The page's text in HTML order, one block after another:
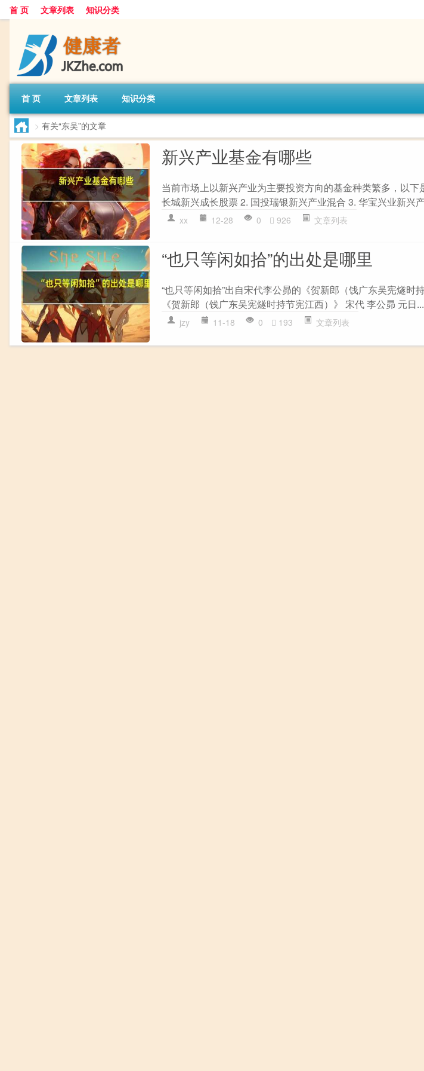
首 页 文章列表 知识分类
首 页 文章列表 知识分类
> 有关“东吴”的文章
新兴产业基金有哪些
当前市场上以新兴产业为主要投资方向的基金种类繁多，以
长城新兴成长股票 2. 国投瑞银新兴产业混合 3. 华宝兴业新兴
xx 12-28 0 926 文章列表
“也只等闲如拾”的出处是哪里
“也只等闲如拾”出自宋代李公昴的《贺新郎（饯广东吴宪燧时
《贺新郎（饯广东吴宪燧时持节宪江西）》 宋代 李公昴 元日...
jzy 11-18 0 193 文章列表